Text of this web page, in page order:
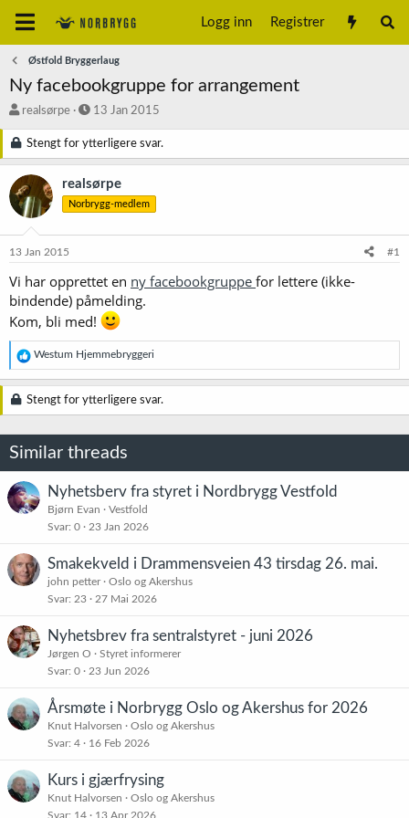
Logg inn Registrer
Østfold Bryggerlaug
Ny facebookgruppe for arrangement
T
å
d
s
t
a
e
realsørpe
S
a
r
d
a
13 Jan 2015
Stengt for ytterligere svar.
realsørpe
Norbrygg-medlem
13 Jan 2015 #1
Vi har opprettet en ny facebookgruppe for lettere (ikke-
bindende) påmelding.
Kom, bli med!
R
e
a
k
n
e
r
:
Westum Hjemmebryggeri
Stengt for ytterligere svar.
Similar threads
Nyhetsberv fra styret i Nordbrygg Vestfold
Bjørn Evan
Vestfold
Svar 0 23 Jan 2026
Smakekveld i Drammensveien 43 tirsdag 26. mai.
john petter
Oslo og Akershus
Svar 23 27 Mai 2026
Nyhetsbrev fra sentralstyret - juni 2026
Jørgen O
Styret informerer
Svar 0 23 Jun 2026
Årsmøte i Norbrygg Oslo og Akershus for 2026
Knut Halvorsen
Oslo og Akershus
Svar 4 16 Feb 2026
Kurs i gjærfrysing
Knut Halvorsen
Oslo og Akershus
Svar 14 13 Apr 2026